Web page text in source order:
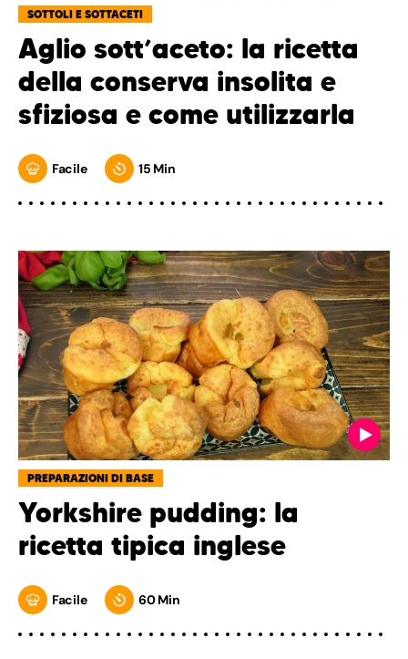
SOTTOLI E SOTTACETI
Aglio sott’aceto: la ricetta
della conserva insolita e
sfiziosa e come utilizzarla
Facile 15 Min
PREPARAZIONI DI BASE
Yorkshire pudding: la
ricetta tipica inglese
Facile 60 Min